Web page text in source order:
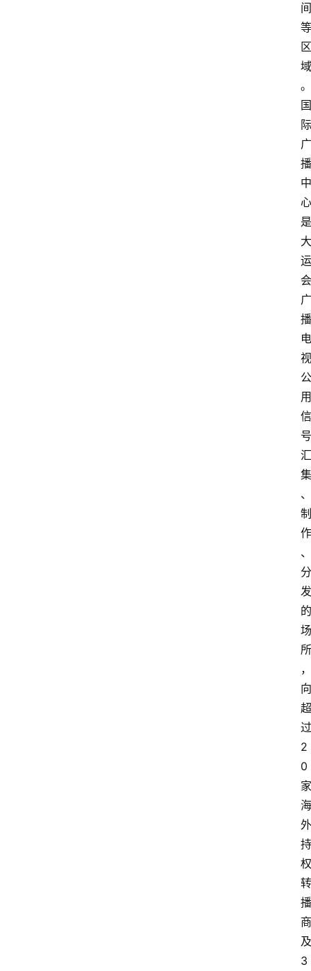
间
等
区
域
。
国
际
广
播
中
心
是
大
运
会
广
播
电
视
公
用
信
号
汇
集
、
制
作
、
分
发
的
场
所
，
向
超
过
2
0
家
海
外
持
权
转
播
商
及
3